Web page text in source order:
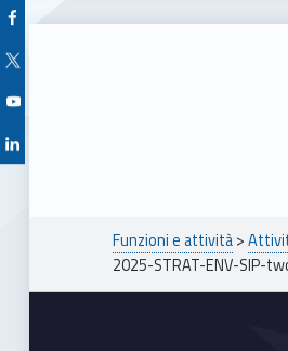
Facebook Unioncamere Veneto
Twitter Unioncamere Veneto
Youtube Unioncamere Veneto
Linkedin Unioncamere Veneto
Breadcrumbs navigation
Funzioni e attività>
2025-STRAT-ENV-SIP-